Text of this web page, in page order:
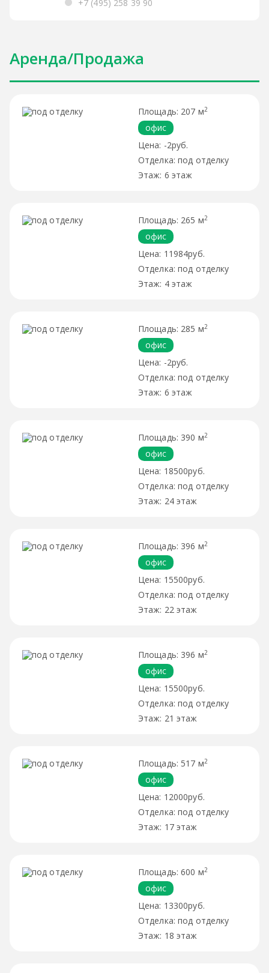
+7 (495) 258 39 90
Аренда/Продажа
207 м2
офис
-2руб.
под отделку
6 этаж
265 м2
офис
11984руб.
под отделку
4 этаж
285 м2
офис
-2руб.
под отделку
6 этаж
390 м2
офис
18500руб.
под отделку
24 этаж
396 м2
офис
15500руб.
под отделку
22 этаж
396 м2
офис
15500руб.
под отделку
21 этаж
517 м2
офис
12000руб.
под отделку
17 этаж
600 м2
офис
13300руб.
под отделку
18 этаж